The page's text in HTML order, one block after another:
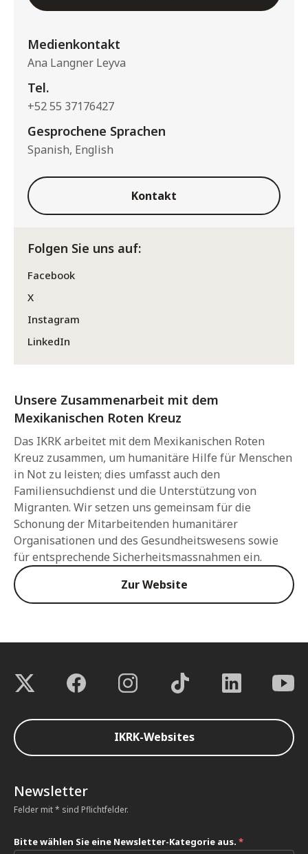
Medienkontakt
Ana Langner Leyva
Tel.
+52 55 37176427
Gesprochene Sprachen
Spanish, English
Kontakt
Folgen Sie uns auf:
Facebook
X
Instagram
LinkedIn
Unsere Zusammenarbeit mit dem
Mexikanischen Roten Kreuz
Das IKRK arbeitet mit dem Mexikanischen Roten
Kreuz zusammen, um humanitäre Hilfe für Menschen
in Not zu leisten; dies umfasst auch den
Familiensuchdienst und die Unterstützung von
Migranten. Wir setzen uns gemeinsam für die
Schonung der Mitarbeitenden humanitärer
Organisationen und des Gesundheitswesens sowie
für entsprechende Sicherheitsmassnahmen ein.
Zur Website
IKRK-Websites
Newsletter
Felder mit * sind Pflichtfelder.
Bitte wählen Sie eine Newsletter-Kategorie aus. *